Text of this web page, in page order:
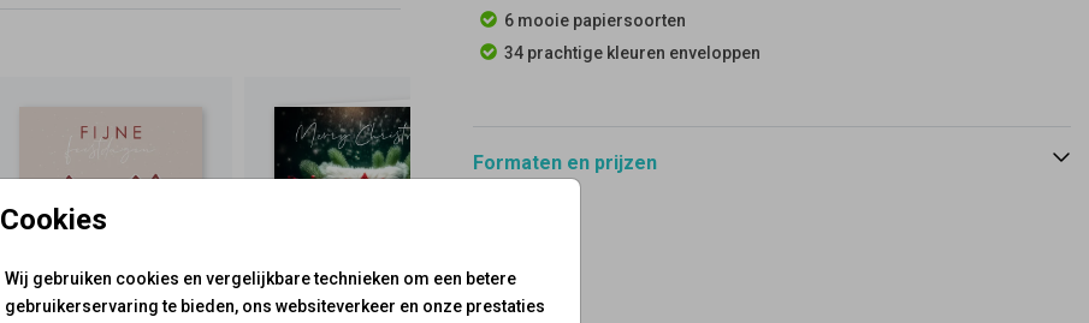
Cookies
Wij gebruiken cookies en vergelijkbare technieken om een betere
gebruikerservaring te bieden, ons websiteverkeer en onze prestaties
6 mooie papiersoorten
34 prachtige kleuren enveloppen
Formaten en prijzen